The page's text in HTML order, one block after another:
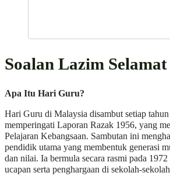
Soalan Lazim
Apa Itu Hari Guru?
Hari Guru di Malaysia disambut setiap
memperingati Laporan Razak 1956, yang
Pelajaran Kebangsaan. Sambutan ini
pendidik utama yang membentuk generasi
dan nilai. Ia bermula secara rasmi pada
ucapan serta penghargaan di sekolah-